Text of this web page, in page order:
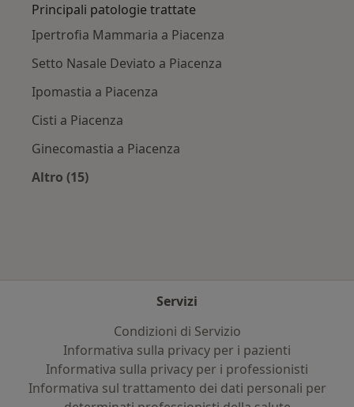
Principali patologie trattate
Ipertrofia Mammaria a Piacenza
Setto Nasale Deviato a Piacenza
Ipomastia a Piacenza
Cisti a Piacenza
Ginecomastia a Piacenza
Altro (15)
Servizi
Condizioni di Servizio
Informativa sulla privacy per i pazienti
Informativa sulla privacy per i professionisti
Informativa sul trattamento dei dati personali per